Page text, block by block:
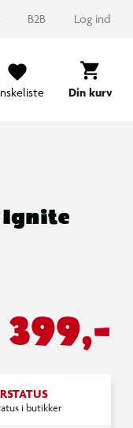
B2B Log ind
Din kurv
Ignite
399,-
i butikker